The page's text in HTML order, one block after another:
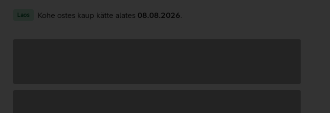
Laos Kohe ostes kaup kätte alates 08.08.2026